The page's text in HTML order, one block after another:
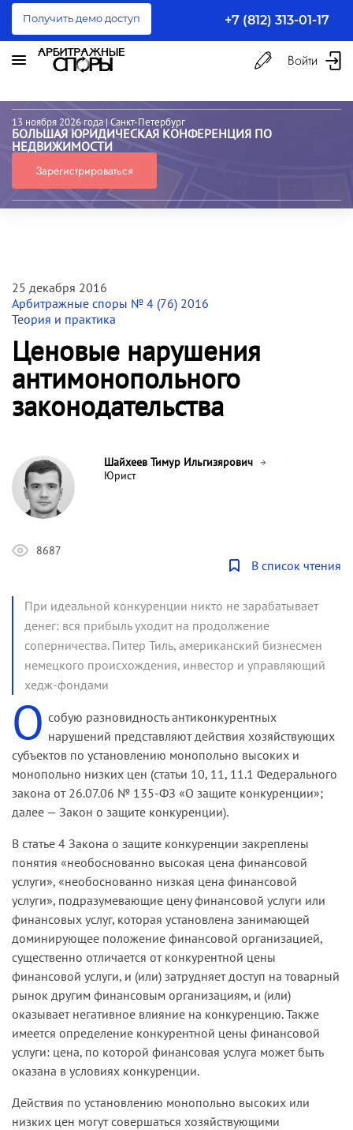
Получить демо доступ +7 (812) 313-01-17
Войти
13 ноября 2026 года | Санкт-Петербург
БОЛЬШАЯ ЮРИДИЧЕСКАЯ КОНФЕРЕНЦИЯ ПО
НЕДВИЖИМОСТИ
Зарегистрироваться
25 декабря 2016
Арбитражные споры № 4 (76) 2016
Теория и практика
Ценовые нарушения
антимонопольного
законодательства
Шайхеев Тимур Ильгизярович
Юрист
8687
В список чтения
При идеальной конкуренции никто не зарабатывает
денег: вся прибыль уходит на продолжение
соперничества. Питер Тиль, американский бизнесмен
немецкого происхождения, инвестор и управляющий
хедж-фондами
О собую разновидность антиконкурентных
нарушений представляют действия хозяйствующих
субъектов по установлению монопольно высоких и
монопольно низких цен (статьи 10, 11, 11.1 Федерального
закона от 26.07.06 № 135-ФЗ «О защите конкуренции»;
далее — Закон о защите конкуренции).
В статье 4 Закона о защите конкуренции закреплены
понятия «необоснованно высокая цена финансовой
услуги», «необоснованно низкая цена финансовой
услуги», подразумевающие цену финансовой услуги или
финансовых услуг, которая установлена занимающей
доминирующее положение финансовой организацией,
существенно отличается от конкурентной цены
финансовой услуги, и (или) затрудняет доступ на товарный
рынок другим финансовым организациям, и (или)
оказывает негативное влияние на конкуренцию. Также
имеется определение конкурентной цены финансовой
услуги: цена, по которой финансовая услуга может быть
оказана в условиях конкуренции.
Действия по установлению монопольно высоких или
низких цен могут совершаться хозяйствующими